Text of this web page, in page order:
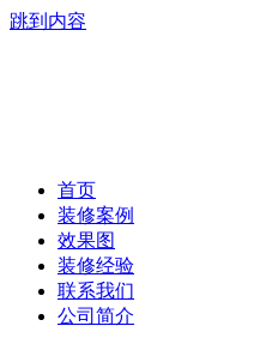
跳到内容
首页
装修案例
效果图
装修经验
联系我们
公司简介